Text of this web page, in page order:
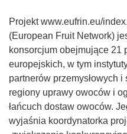
Projekt www.eufrin.eu/
(European Fruit Network)
konsorcjum obejmujące 21
europejskich, w tym
partnerów przemysłowych
regiony uprawy owoców i
łańcuch dostaw owoców.
wyjaśnia koordynatorka